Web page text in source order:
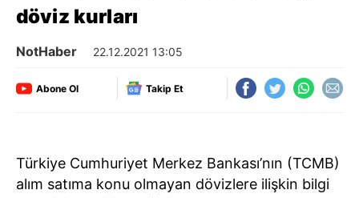
döviz kurları
NotHaber 22.12.2021 13:05
Abone Ol Takip Et
Türkiye Cumhuriyet Merkez Bankası’nın (TCMB)
alım satıma konu olmayan dövizlere ilişkin bilgi